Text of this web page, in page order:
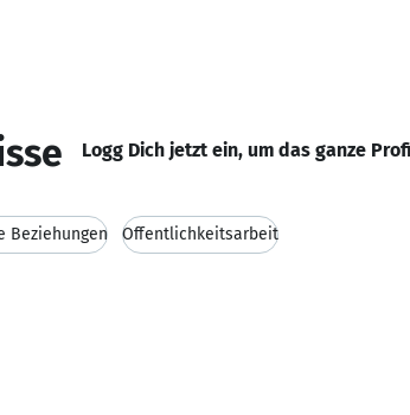
Logg Dich jetzt ein, um das ganze
Beziehungen Öffentlichkeitsarbeit